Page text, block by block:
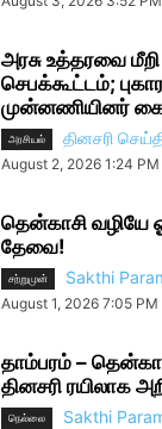
அரசு உத்தரவை
செபக்கூட்டம்;
முன்னணியினர்
அரசியல் தினசரி
August 2, 2026 1:24 PM
தென்காசி வழியே
தேவை!
சற்றுமுன் Sakthi
August 1, 2026 7:05 PM
தாம்பரம் –
தினசரி ரயிலாக
நெல்லை Sakthi